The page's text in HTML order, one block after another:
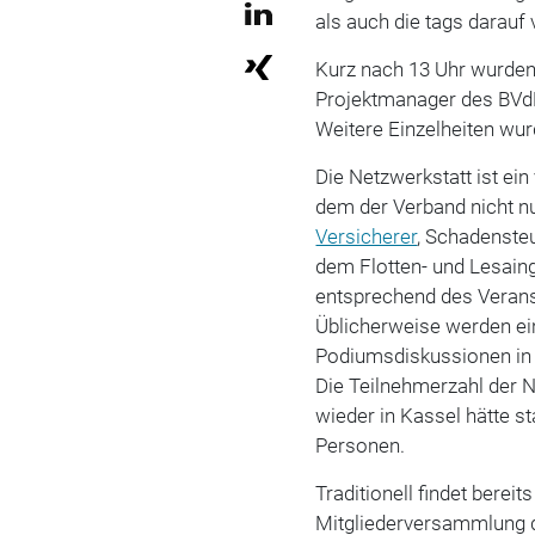
als auch die tags
Kurz nach 13 Uhr
Projektmanager des
Weitere Einzelheiten
Die Netzwerkstatt ist
dem der Verband nicht
Versicherer,
dem Flotten- und
entsprechend des
Üblicherweise werden
Podiumsdiskussionen
Die Teilnehmerzahl der
wieder in Kassel hätte
Personen.
Traditionell findet
Mitgliederversammlung